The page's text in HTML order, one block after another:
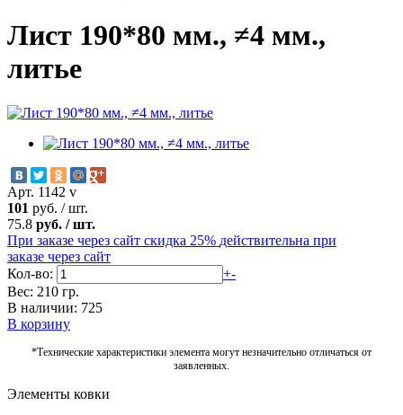
Лист 190*80 мм., ≠4 мм.,
литье
Арт. 1142 v
101 руб. /шт.
75.8 руб. /шт.
При заказе через сайт скидка 25% действительна при
заказе через сайт
Кол-во:
+-
Вес: 210 гр.
В наличии: 725
В корзину
*Технические характеристики элемента могут незначительно отличаться от
заявленных.
Элементы ковки